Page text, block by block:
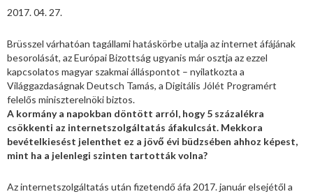
2017. 04. 27.
Brüsszel várhatóan tagállami hatáskörbe utalja az internet áfájának
besorolását, az Európai Bizottság ugyanis már osztja az ezzel
kapcsolatos magyar szakmai álláspontot – nyilatkozta a
Világgazdaságnak Deutsch Tamás, a Digitális Jólét Programért
felelős miniszterelnöki biztos.
A kormány a napokban döntött arról, hogy 5 százalékra
csökkenti az internetszolgáltatás áfakulcsát. Mekkora
bevételkiesést jelenthet ez a jövő évi büdzsében ahhoz képest,
mint ha a jelenlegi szinten tartották volna?
Az internetszolgáltatás után fizetendő áfa 2017. január elsejétől a